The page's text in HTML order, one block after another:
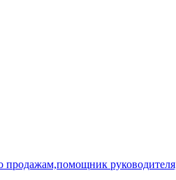
продажам,помощник